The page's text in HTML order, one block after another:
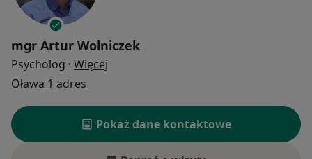
mgr Artur Wolniczek
Psycholog · Więcej
Oława 1 adres
Pokaż dane kontaktowe